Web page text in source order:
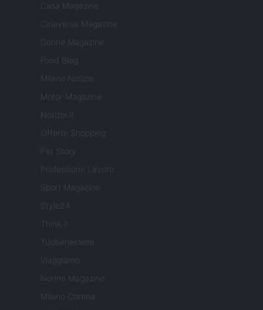
Casa Magazine
Cineverse Magazine
Donne Magazine
Food Blog
Milano Notizie
Motor Magazine
Notizie.it
Offerte Shopping
Pet Story
Professione Lavoro
Sport Magazine
Style24
Think.it
Tuobenessere
Viaggiamo
Nonne Magazine
Milano Cortina